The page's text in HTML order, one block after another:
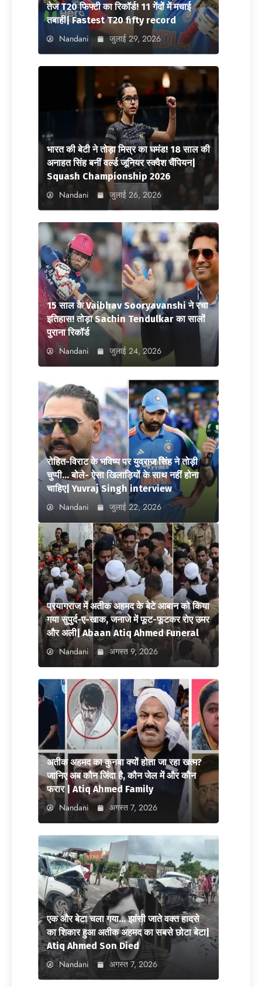
तेज T20 फिफ्टी का रिकॉर्ड! 11 गेंदों में मचाई
तबाही| Fastest T20 fifty record
Nandani जुलाई 29, 2026
भारत की बेटी ने तोड़ा मिस्र का घमंड! 18 साल की
अनाहत सिंह बनीं वर्ल्ड जूनियर स्क्वैश चैंपियन|
Squash Championship 2026
Nandani जुलाई 26, 2026
15 साल के Vaibhav Sooryavanshi ने रचा
इतिहास! तोड़ा Sachin Tendulkar का सालों
पुराना रिकॉर्ड
Nandani जुलाई 24, 2026
रोहित-विराट के भविष्य पर युवराज सिंह ने तोड़ी
चुप्पी… बोले- ऐसा खिलाड़ियों के साथ नहीं होना
चाहिए| Yuvraj Singh interview
Nandani जुलाई 22, 2026
प्रयागराज में अतीक अहमद के बेटे आबान को किया
गया सुपुर्द-ए-खाक, जनाजे में फूट-फूटकर रोए उमर
और अली| Abaan Atiq Ahmed Funeral
Nandani अगस्त 9, 2026
अतीक अहमद का कुनबा क्यों होता जा रहा खत्म?
जानिए अब कौन जिंदा है, कौन जेल में और कौन
फरार | Atiq Ahmed Family
Nandani अगस्त 7, 2026
एक और बेटा चला गया… झांसी जाते वक्त हादसे
का शिकार हुआ अतीक अहमद का सबसे छोटा बेटा|
Atiq Ahmed Son Died
Nandani अगस्त 7, 2026